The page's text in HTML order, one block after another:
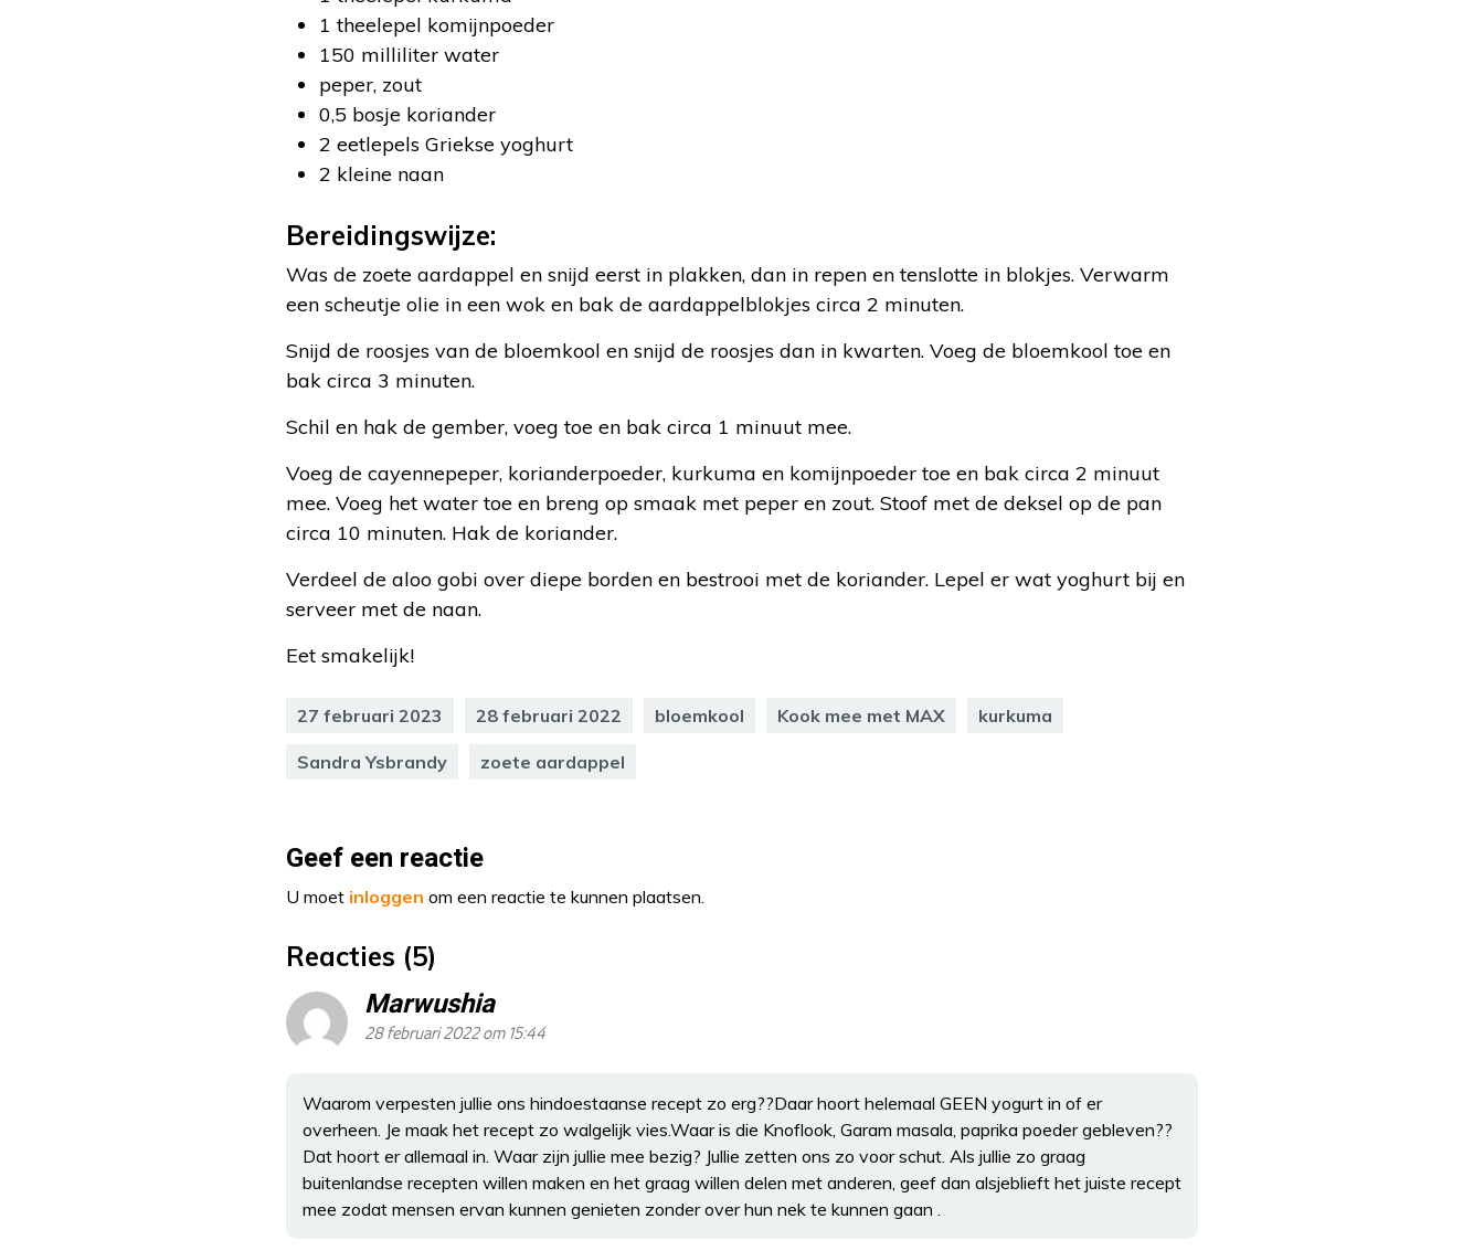
1 theelepel komijnpoeder
150 milliliter water
peper, zout
0,5 bosje koriander
2 eetlepels Griekse yoghurt
2 kleine naan
Bereidingswijze:
Was de zoete aardappel en snijd eerst in plakken, dan in repen en tenslotte in blokjes. Verwarm
een scheutje olie in een wok en bak de aardappelblokjes circa 2 minuten.
Snijd de roosjes van de bloemkool en snijd de roosjes dan in kwarten. Voeg de bloemkool toe en
bak circa 3 minuten.
Schil en hak de gember, voeg toe en bak circa 1 minuut mee.
Voeg de cayennepeper, korianderpoeder, kurkuma en komijnpoeder toe en bak circa 2 minuut
mee. Voeg het water toe en breng op smaak met peper en zout. Stoof met de deksel op de pan
circa 10 minuten. Hak de koriander.
Verdeel de aloo gobi over diepe borden en bestrooi met de koriander. Lepel er wat yoghurt bij en
serveer met de naan.
Eet smakelijk!
27 februari 2023 28 februari 2022 bloemkool Kook mee met MAX kurkuma
Sandra Ysbrandy zoete aardappel
Geef een reactie
U moet inloggen om een reactie te kunnen plaatsen.
Reacties (5)
Marwushia
28 februari 2022 om 15:44
Waarom verpesten jullie ons hindoestaanse recept zo erg??Daar hoort helemaal GEEN yogurt in of er
overheen. Je maak het recept zo walgelijk vies.Waar is die Knoflook, Garam masala, paprika poeder gebleven??
Dat hoort er allemaal in. Waar zijn jullie mee bezig? Jullie zetten ons zo voor schut. Als jullie zo graag
buitenlandse recepten willen maken en het graag willen delen met anderen, geef dan alsjeblieft het juiste recept
mee zodat mensen ervan kunnen genieten zonder over hun nek te kunnen gaan .